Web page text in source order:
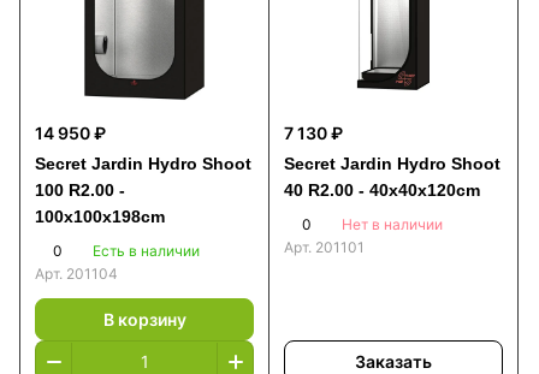
14 950 ₽
Secret Jardin Hydro Shoot
100 R2.00 -
100x100x198cm
0
Есть в наличии
Арт. 201104
В корзину
7 130 ₽
Secret Jardin Hydro Shoot
40 R2.00 - 40x40x120cm
0
Нет в наличии
Арт. 201101
Заказать